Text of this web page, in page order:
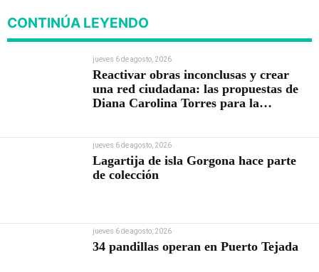
CONTINÚA LEYENDO
jueves 6 de agosto, 2026
Reactivar obras inconclusas y crear
una red ciudadana: las propuestas de
Diana Carolina Torres para la
jueves 6 de agosto, 2026
Lagartija de isla Gorgona hace parte
de colección
jueves 6 de agosto, 2026
34 pandillas operan en Puerto Tejada